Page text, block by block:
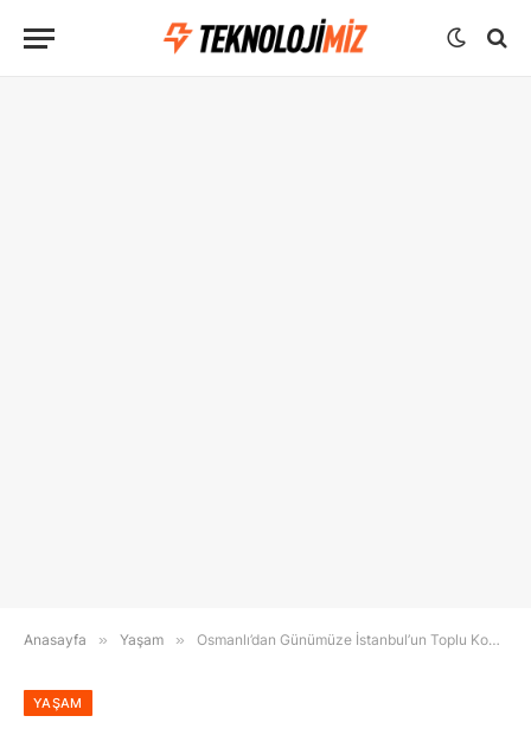
Anasayfa » Yaşam » Osmanlı’dan Günümüze İstanbul’un Toplu Konut Tarihi
YAŞAM